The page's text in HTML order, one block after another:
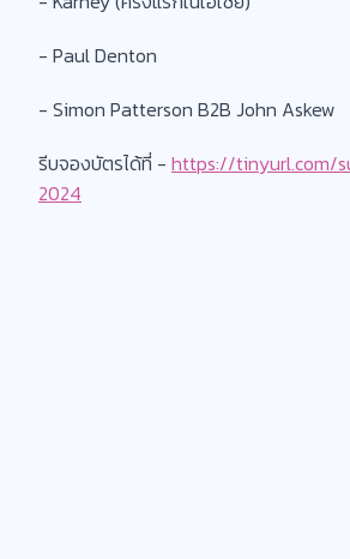
- Paul Denton
- Simon Patterson B2B John Askew
รีบจองบัตรได้ที่​ - https://tinyurl.com/
2024